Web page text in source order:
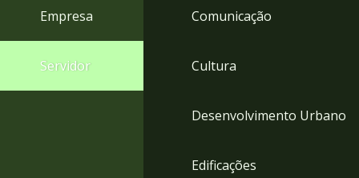
Empresa
Servidor
Comunicação
Cultura
Desenvolvimento Urbano
Edificações